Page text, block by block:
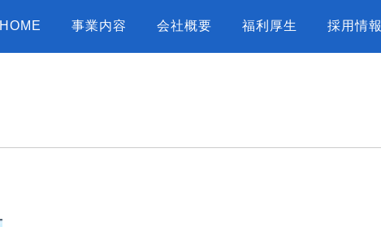
HOME 事業内容 会社概要 福利厚生 採用情報